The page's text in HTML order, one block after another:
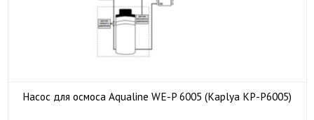
Насос для осмоса Aqualine WE-P 6005 (Kaplya KP-P6005)